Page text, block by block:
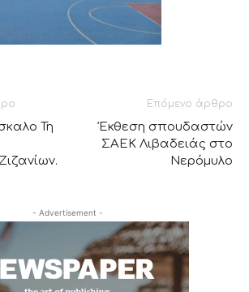
Τη
Επόμενο άρθρο
Έκθεση σπουδαστών
ΣΑΕΚ Λιβαδειάς στο
Νερόμυλο
- Advertisement -